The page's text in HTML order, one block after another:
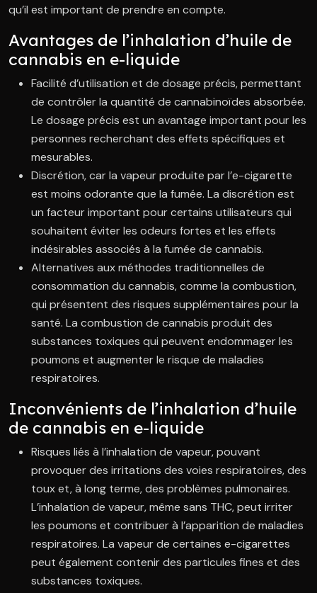
qu’il est important de prendre en compte.
Avantages de l’inhalation d’huile de
cannabis en e-liquide
Facilité d’utilisation et de dosage précis, permettant
de contrôler la quantité de cannabinoïdes absorbée.
Le dosage précis est un avantage important pour les
personnes recherchant des effets spécifiques et
mesurables.
Discrétion, car la vapeur produite par l’e-cigarette
est moins odorante que la fumée. La discrétion est
un facteur important pour certains utilisateurs qui
souhaitent éviter les odeurs fortes et les effets
indésirables associés à la fumée de cannabis.
Alternatives aux méthodes traditionnelles de
consommation du cannabis, comme la combustion,
qui présentent des risques supplémentaires pour la
santé. La combustion de cannabis produit des
substances toxiques qui peuvent endommager les
poumons et augmenter le risque de maladies
respiratoires.
Inconvénients de l’inhalation d’huile
de cannabis en e-liquide
Risques liés à l’inhalation de vapeur, pouvant
provoquer des irritations des voies respiratoires, des
toux et, à long terme, des problèmes pulmonaires.
L’inhalation de vapeur, même sans THC, peut irriter
les poumons et contribuer à l’apparition de maladies
respiratoires. La vapeur de certaines e-cigarettes
peut également contenir des particules fines et des
substances toxiques.